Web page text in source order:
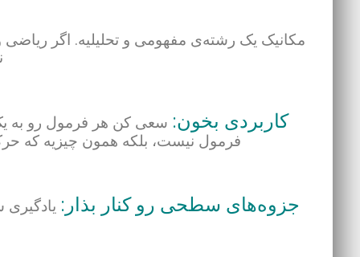
مکانیک یک رشته‌ی مفهومی و تحلیلیه. اگر
کاربردی بخون: سعی کن هر فرمول رو به
فرمول نیست، بلکه همون چیزیه که
جزوه‌های سطحی رو کنار بذار: